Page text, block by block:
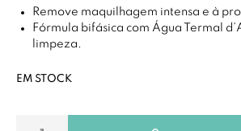
Remove maquilhagem intensa e à
Fórmula bifásica com Água Termal
limpeza.
EM STOCK